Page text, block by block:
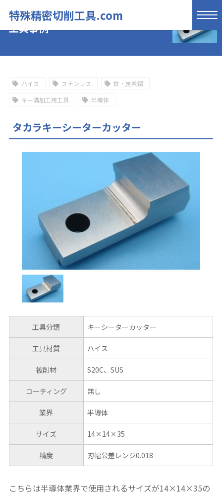
特殊精密切削工具.com
工具事例
ハイス ステンレス
鉄・炭素鋼
キー溝加工用工具
半導体
タカラキーシーターカッター
工具分類 キーシーターカッター
工具材質 ハイス
被削材 S20C、SUS
コーティング 無し
業界 半導体
サイズ 14×14×35
精度 刃幅公差レンジ0.018
こちらは半導体業界で使用されるサイズが14×14×35の